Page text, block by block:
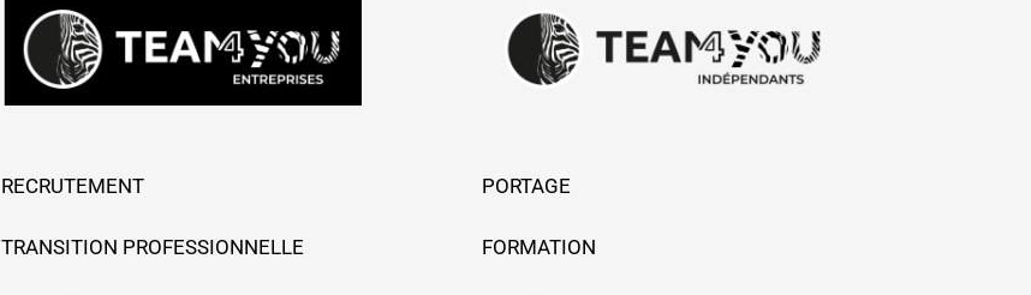
RECRUTEMENT
TRANSITION PROFESSIONNELLE
PORTAGE
FORMATION